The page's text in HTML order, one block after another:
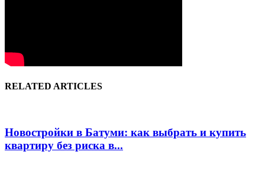
RELATED ARTICLES
Новостройки в Батуми: как выбрать и купить
квартиру без риска в...